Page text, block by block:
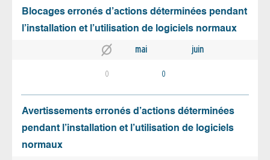
Blocages erronés d’actions déterminées pendant
l’installation et l’utilisation de logiciels normaux
mai juin
0 0
Avertissements erronés d’actions déterminées
pendant l’installation et l’utilisation de logiciels
normaux